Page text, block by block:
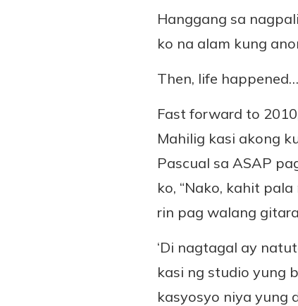
Hanggang sa
ko na alam kung
Then, life happened…
Fast forward to
Mahilig kasi akong
Pascual sa ASAP
ko, “Nako, kahit
rin pag walang
‘Di nagtagal ay
kasi ng studio yung
kasyosyo niya yung